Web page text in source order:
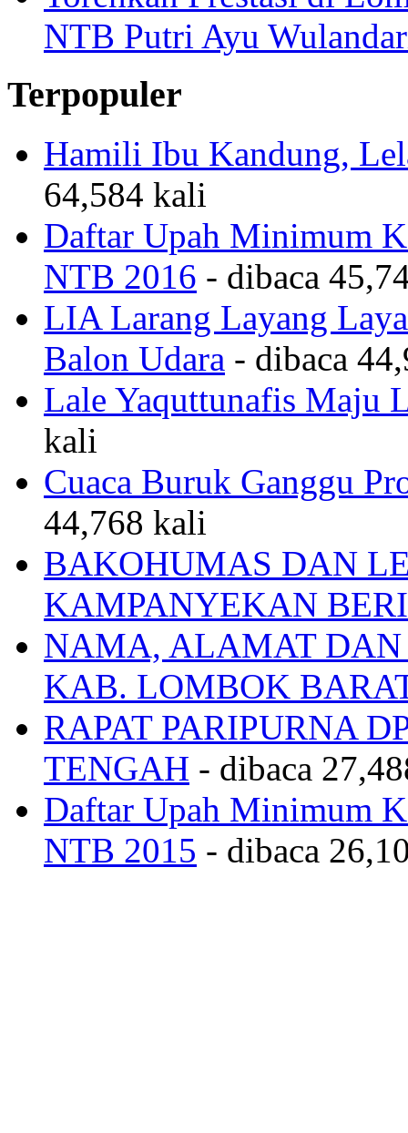
NTB Putri Ayu
Terpopuler
Hamili Ibu Kandung,
64,584 kali
Daftar Upah Minimum
NTB 2016 - dibaca
LIA Larang Layang
Balon Udara - dibaca
Lale Yaquttunafis Maju
kali
Cuaca Buruk Ganggu
44,768 kali
BAKOHUMAS DAN
KAMPANYEKAN
NAMA, ALAMAT DAN
KAB. LOMBOK
RAPAT PARIPURNA
TENGAH - dibaca
Daftar Upah Minimum
NTB 2015 - dibaca